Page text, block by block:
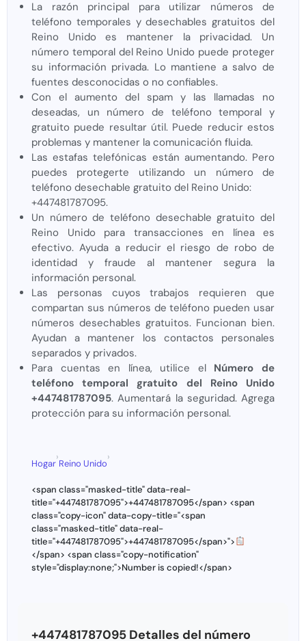
La razón principal para utilizar números de
teléfono temporales y desechables gratuitos del
Reino Unido es mantener la privacidad. Un
número temporal del Reino Unido puede proteger
su información privada. Lo mantiene a salvo de
fuentes desconocidas o no confiables.
Con el aumento del spam y las llamadas no
deseadas, un número de teléfono temporal y
gratuito puede resultar útil. Puede reducir estos
problemas y mantener la comunicación fluida.
Las estafas telefónicas están aumentando. Pero
puedes protegerte utilizando un número de
teléfono desechable gratuito del Reino Unido:
+447481787095.
Un número de teléfono desechable gratuito del
Reino Unido para transacciones en línea es
efectivo. Ayuda a reducir el riesgo de robo de
identidad y fraude al mantener segura la
información personal.
Las personas cuyos trabajos requieren que
compartan sus números de teléfono pueden usar
números desechables gratuitos. Funcionan bien.
Ayudan a mantener los contactos personales
separados y privados.
Para cuentas en línea, utilice el Número de
teléfono temporal gratuito del Reino Unido
+447481787095. Aumentará la seguridad. Agrega
protección para su información personal.
Hogar
›
Reino Unido
›
<span class="masked-title" data-real-
title="+447481787095">+447481787095</span> <span
class="copy-icon" data-copy-title="<span
class="masked-title" data-real-
title="+447481787095">+447481787095</span>">
</span> <span class="copy-notification"
style="display:none;">Number is copied!</span>
+447481787095 Detalles del número